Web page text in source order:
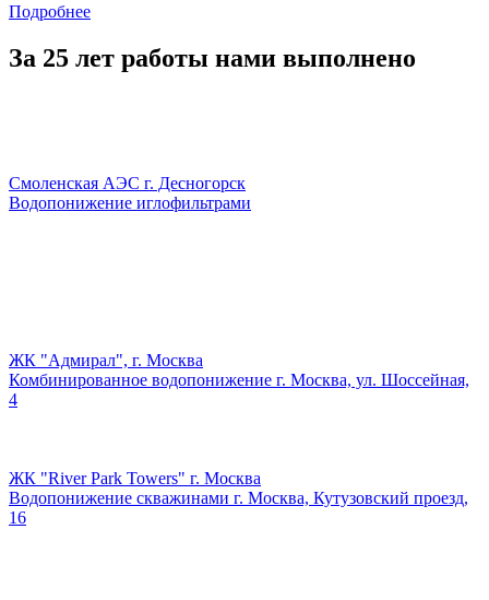
Подробнее
За 25 лет работы нами выполнено
Смоленская АЭС г. Десногорск
Водопонижение иглофильтрами
ЖК "Адмирал", г. Москва
Комбинированное водопонижение г. Москва, ул. Шоссейная,
4
ЖК "River Park Towers" г. Москва
Водопонижение скважинами г. Москва, Кутузовский проезд,
16